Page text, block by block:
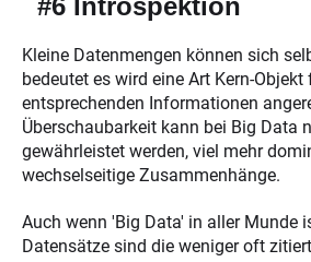
Kleine Datenmengen können sich
bedeutet es wird eine Art Kern-
entsprechenden Informationen
Überschaubarkeit kann bei Big Data
gewährleistet werden, viel mehr
wechselseitige Zusammenhänge.
Auch wenn 'Big Data' in aller Munde
Datensätze sind die weniger oft